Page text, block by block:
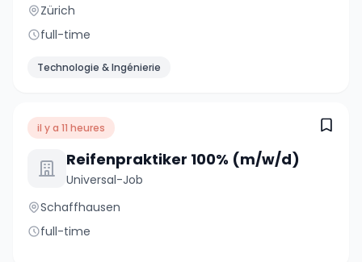
Zürich
full-time
Technologie & Ingénierie
il y a 11 heures
Reifenpraktiker 100% (m/w/d)
Universal-Job
Schaffhausen
full-time